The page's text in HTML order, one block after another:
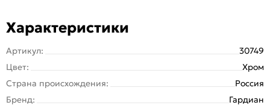
Характеристики
Артикул:
30749
Цвет:
Хром
Страна происхождения:
Россия
Бренд:
Гардиан